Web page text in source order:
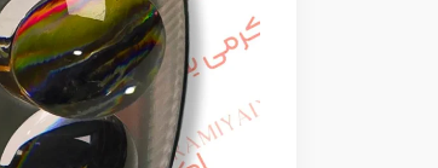
بهترین قیمت در30 روز